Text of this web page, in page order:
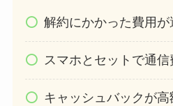
解約にかかった費用が
スマホとセットで通
キャッシュバックが高